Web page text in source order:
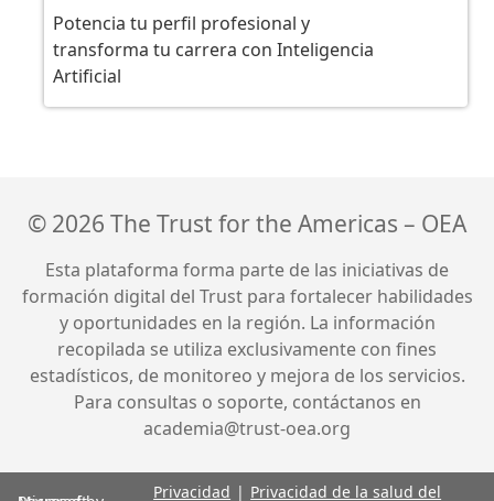
Potencia tu perfil profesional y
transforma tu carrera con Inteligencia
Artificial
© 2026 The Trust for the Americas – OEA
Esta plataforma forma parte de las iniciativas de
formación digital del Trust para fortalecer habilidades
y oportunidades en la región. La información
recopilada se utiliza exclusivamente con fines
estadísticos, de monitoreo y mejora de los servicios.
Para consultas o soporte, contáctanos en
academia@trust-oea.org
Privacidad Privacidad de la salud del